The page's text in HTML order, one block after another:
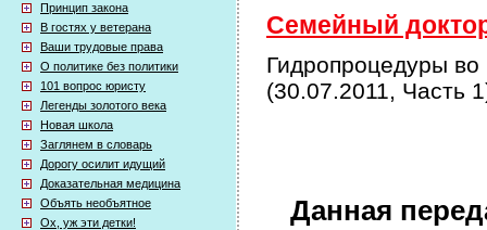
Принцип закона
В гостях у ветерана
Ваши трудовые права
О политике без политики
101 вопрос юристу
Легенды золотого века
Новая школа
Заглянем в словарь
Дорогу осилит идущий
Доказательная медицина
Объять необъятное
Ох, уж эти детки!
Семейный
Гидропроцедуры во
(30.07.2011, Часть
Данная